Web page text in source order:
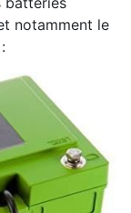
notamment le
: